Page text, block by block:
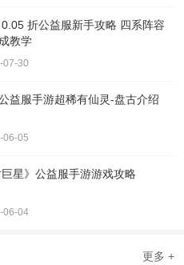
0.05 折公益服新手攻略 四系阵容
教学
07-30
益服手游超稀有仙灵-盘古介绍
06-05
巨星》公益服手游游戏攻略
06-04
更多 +